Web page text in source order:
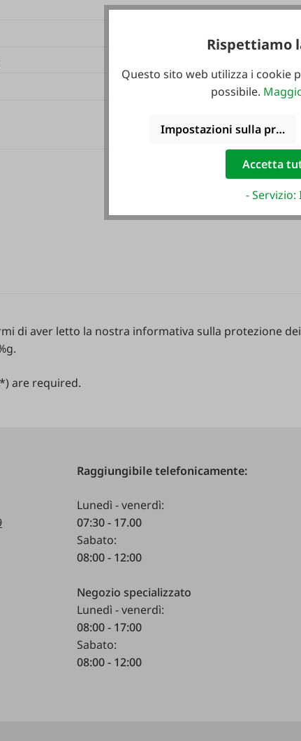
di aver letto la nostra informativa sulla protezione
are required.
Raggiungibile telefonicamente:
Lunedì - venerdì:
07:30 - 17.00
Sabato:
08:00 - 12:00
Negozio specializzato
Lunedì - venerdì:
08:00 - 17:00
Sabato:
08:00 - 12:00
Rispettiamo
Questo sito web utilizza i
possibile.
Impostazioni sulla privacy
Accetta
-